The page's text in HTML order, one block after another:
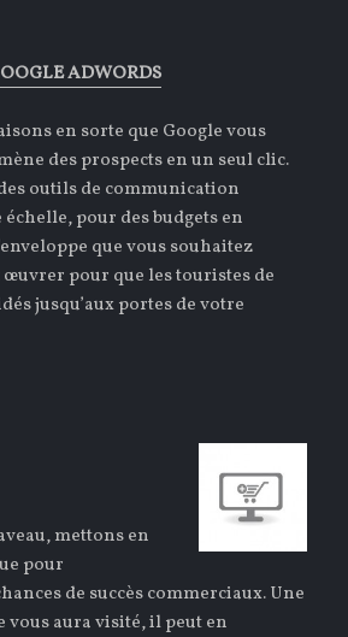
ADWORDS
en sorte que Google vous
des prospects en un seul clic.
outils de communication
pour des budgets en
que vous souhaitez
pour que les touristes de
jusqu’aux portes de votre
mettons en
pour
de succès commerciaux. Une
vous aura visité, il peut en